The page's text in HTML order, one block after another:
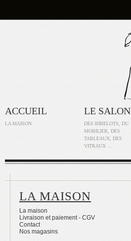
ACCUEIL
LA MAISON
LE SALON
DES BIBELOTS, DU
MOBILIER, DES
TABLEAUX, DES
VITRAUX ...
LA MAISON
La maison
Livraison et paiement - CGV
Contact
Nos magasins